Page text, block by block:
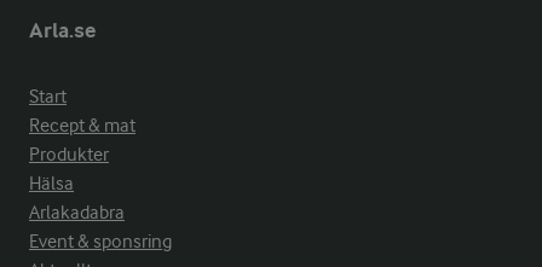
Arla.se
Start
Recept & mat
Produkter
Hälsa
Arlakadabra
Event & sponsring